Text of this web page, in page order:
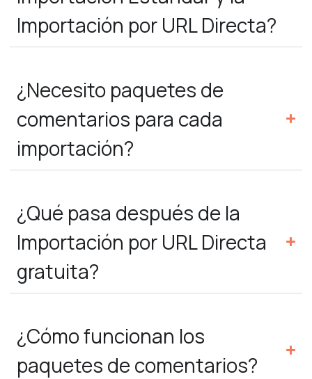
Importación por URL Directa?
¿Necesito paquetes de
comentarios para cada
importación?
¿Qué pasa después de la
Importación por URL Directa
gratuita?
¿Cómo funcionan los
paquetes de comentarios?